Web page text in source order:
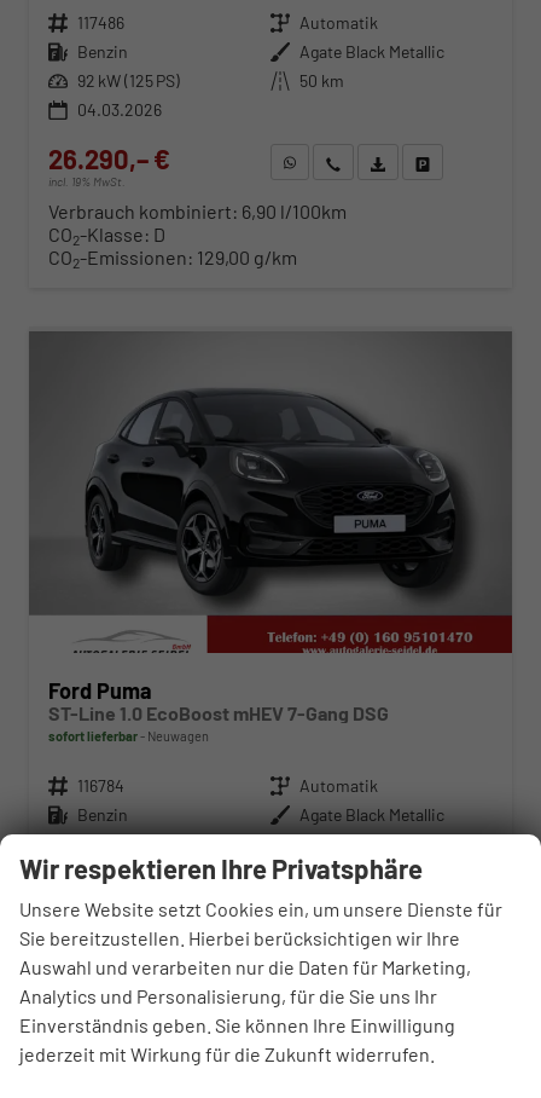
Fahrzeugnr. 117486 Getriebe Automatik
Kraftstoff Benzin Außenfarbe Agate Black Metallic
Leistung 92 kW (125 PS) Kilometerstand 50 km
04.03.2026
26.290,– €
incl. 19% MwSt.
WhatsApp anfragen
Wir rufen Sie anFahrzeugexposé (PDF)
Verbrauch kombiniert: 6,90 l/100km
CO2-Klasse: D
CO2-Emissionen: 129,00 g/km
Ford Puma
ST-Line 1.0 EcoBoost mHEV 7-Gang DSG
sofort lieferbar Neuwagen
Fahrzeugnr. 116784 Getriebe Automatik
Kraftstoff Benzin Außenfarbe Agate Black Metallic
04.03.2026
27.170,– €
incl. 19% MwSt.
Verbrauch kombiniert:6,90 l/100km
CO2-Klasse:D
CO2-Emissionen:129,00 g/km
Fahrzeugnr.
Wir respektieren Ihre Privatsphäre
Unsere Website setzt Cookies ein, um unsere Dienste für
Sie bereitzustellen. Hierbei berücksichtigen wir Ihre
Auswahl und verarbeiten nur die Daten für Marketing,
Analytics und Personalisierung, für die Sie uns Ihr
Einverständnis geben. Sie können Ihre Einwilligung
jederzeit mit Wirkung für die Zukunft widerrufen.